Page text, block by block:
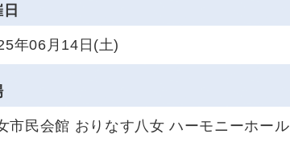
年06月14日(土)
市民会館 おりなす八女 ハーモニーホール